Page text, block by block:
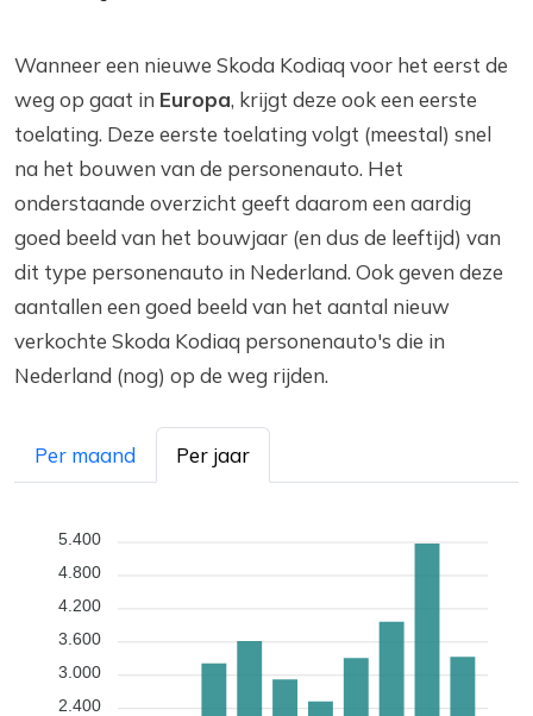
Wanneer een nieuwe Skoda Kodiaq voor het eerst de
weg op gaat in Europa, krijgt deze ook een eerste
toelating. Deze eerste toelating volgt (meestal) snel
na het bouwen van de personenauto. Het
onderstaande overzicht geeft daarom een aardig
goed beeld van het bouwjaar (en dus de leeftijd) van
dit type personenauto in Nederland. Ook geven deze
aantallen een goed beeld van het aantal nieuw
verkochte Skoda Kodiaq personenauto's die in
Nederland (nog) op de weg rijden.
Per maand Per jaar
5.400
4.800
4.200
3.600
3.000
2.400